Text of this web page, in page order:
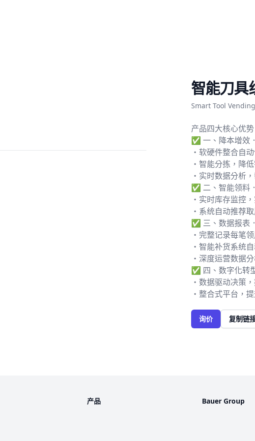
智能刀具
Smart Tool
产品四大核心优势
✅ 一、降本增效
・软硬件整合自
・智能分拣，降
・实时数据分析
✅ 二、智能领料
・实时库存监控
・系统自动推荐
✅ 三、数据报表
・完整记录每笔
・智能补货系统
・深度运营数据
✅ 四、数字化转
・数据驱动决策
・整合式平台，
询价 复制链
产品 Bauer Group